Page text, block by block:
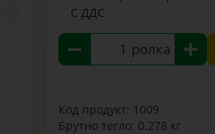
С ДДС
ролка
Код продукт: 1009
Брутно тегло: 0.278 кг